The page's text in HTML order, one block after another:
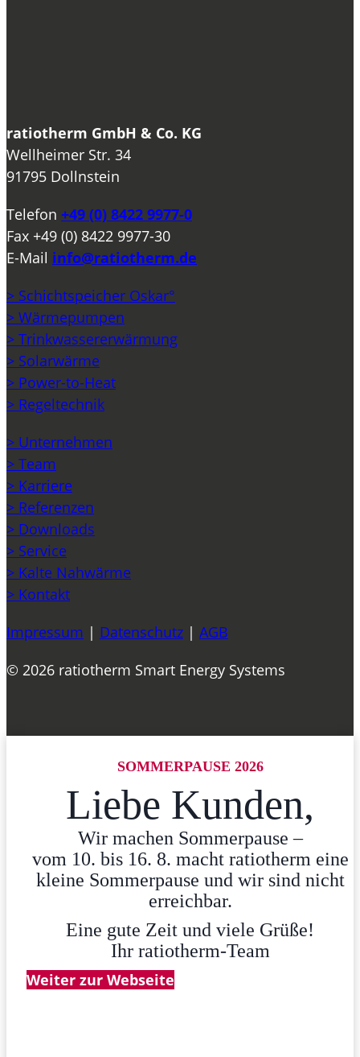
ratiotherm GmbH & Co. KG
Wellheimer Str. 34
91795 Dollnstein
Telefon +49 (0) 8422 9977-0
Fax +49 (0) 8422 9977-30
E-Mail info@ratiotherm.de
> Schichtspeicher Oskar°
> Wärmepumpen
> Trinkwassererwärmung
> Solarwärme
> Power-to-Heat
> Regeltechnik
> Unternehmen
> Team
> Karriere
> Referenzen
> Downloads
> Service
> Kalte Nahwärme
> Kontakt
Impressum | Datenschutz | AGB
© 2026 ratiotherm Smart Energy Systems
SOMMERPAUSE 2026
Liebe Kunden,
Wir machen Sommerpause –
vom 10. bis 16. 8. macht ratiotherm eine
kleine Sommerpause und wir sind nicht
erreichbar.
Eine gute Zeit und viele Grüße!
Ihr ratiotherm-Team
Weiter zur Webseite